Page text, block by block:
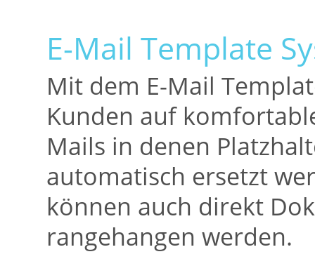
E-Mail Template
Mit dem E-Mail
Kunden auf
Mails in denen
automatisch ersetzt
können auch direkt
rangehangen werden.